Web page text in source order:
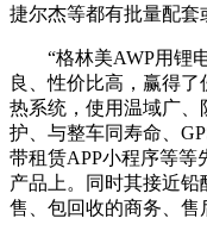
捷尔杰等都有批量配套
“格林美AWP用锂电
良、性价比高，赢得
热系统，使用温域广、
护、与整车同寿命、
带租赁APP小程序等等
产品上。同时其接近
售、包回收的商务、售